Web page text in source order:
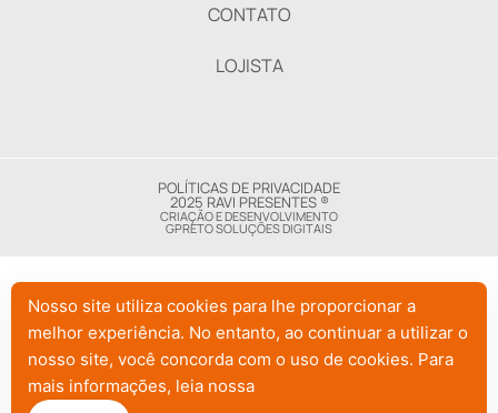
CONTATO
LOJISTA
POLÍTICAS DE PRIVACIDADE
2025 RAVI PRESENTES ®
CRIAÇÃO E DESENVOLVIMENTO
GPRETO SOLUÇÕES DIGITAIS
Nosso site utiliza cookies para lhe proporcionar a
melhor experiência. No entanto, ao continuar a utilizar o
nosso site, você concorda com o uso de cookies. Para
mais informações, leia nossa